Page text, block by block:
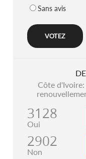
Sans avis
Côte
3128
Oui
2902
Non